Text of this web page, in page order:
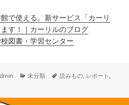
で使える。新サービス「カーリ
す！｜カーリルのブログ
図書・学習センター
カ
未分類
タ
読みもの, レポート ,